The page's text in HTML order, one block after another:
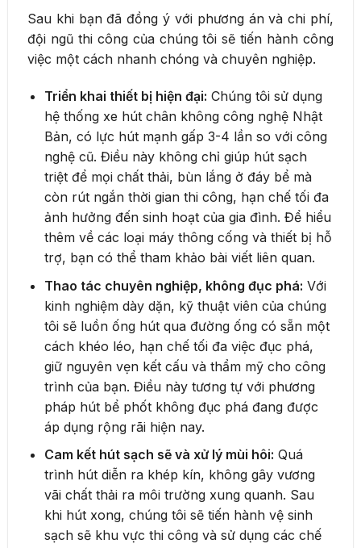
Sau khi bạn đã đồng ý với phương án và chi phí,
đội ngũ thi công của chúng tôi sẽ tiến hành công
việc một cách nhanh chóng và chuyên nghiệp.
Triển khai thiết bị hiện đại: Chúng tôi sử dụng
hệ thống xe hút chân không công nghệ Nhật
Bản, có lực hút mạnh gấp 3-4 lần so với công
nghệ cũ. Điều này không chỉ giúp hút sạch
triệt để mọi chất thải, bùn lắng ở đáy bể mà
còn rút ngắn thời gian thi công, hạn chế tối đa
ảnh hưởng đến sinh hoạt của gia đình. Để hiểu
thêm về các loại máy thông cống và thiết bị hỗ
trợ, bạn có thể tham khảo bài viết liên quan.
Thao tác chuyên nghiệp, không đục phá: Với
kinh nghiệm dày dặn, kỹ thuật viên của chúng
tôi sẽ luồn ống hút qua đường ống có sẵn một
cách khéo léo, hạn chế tối đa việc đục phá,
giữ nguyên vẹn kết cấu và thẩm mỹ cho công
trình của bạn. Điều này tương tự với phương
pháp hút bể phốt không đục phá đang được
áp dụng rộng rãi hiện nay.
Cam kết hút sạch sẽ và xử lý mùi hôi: Quá
trình hút diễn ra khép kín, không gây vương
vãi chất thải ra môi trường xung quanh. Sau
khi hút xong, chúng tôi sẽ tiến hành vệ sinh
sạch sẽ khu vực thi công và sử dụng các chế